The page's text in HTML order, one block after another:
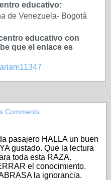
educativo:
de Venezuela- Bogotá
educativo con
que el enlace es
Comments
pasajero HALLA un buen
gustado. Que la lectura
toda esta RAZA.
el conocimiento.
la ignorancia.